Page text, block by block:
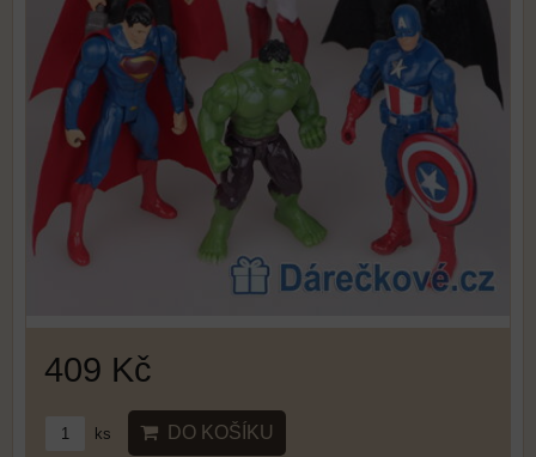
409 Kč
ks DO KOŠÍKU